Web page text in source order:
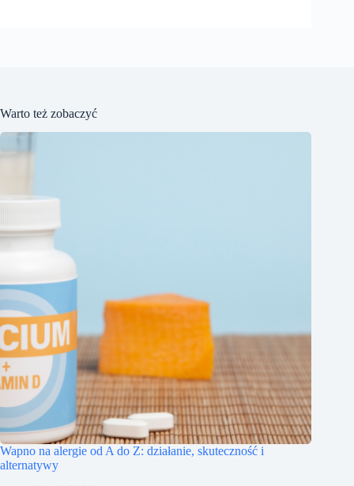
Warto też zobaczyć
Wapno na alergie od A do Z: działanie, skuteczność i
alternatywy